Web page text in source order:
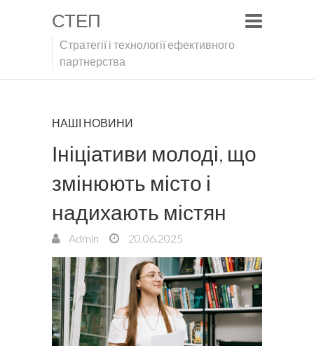
СТЕП
Стратегії і технології ефективного
партнерства
НАШІ НОВИНИ
Ініціативи молоді, що
змінюють місто і
надихають містян
Admin 20.06.2025